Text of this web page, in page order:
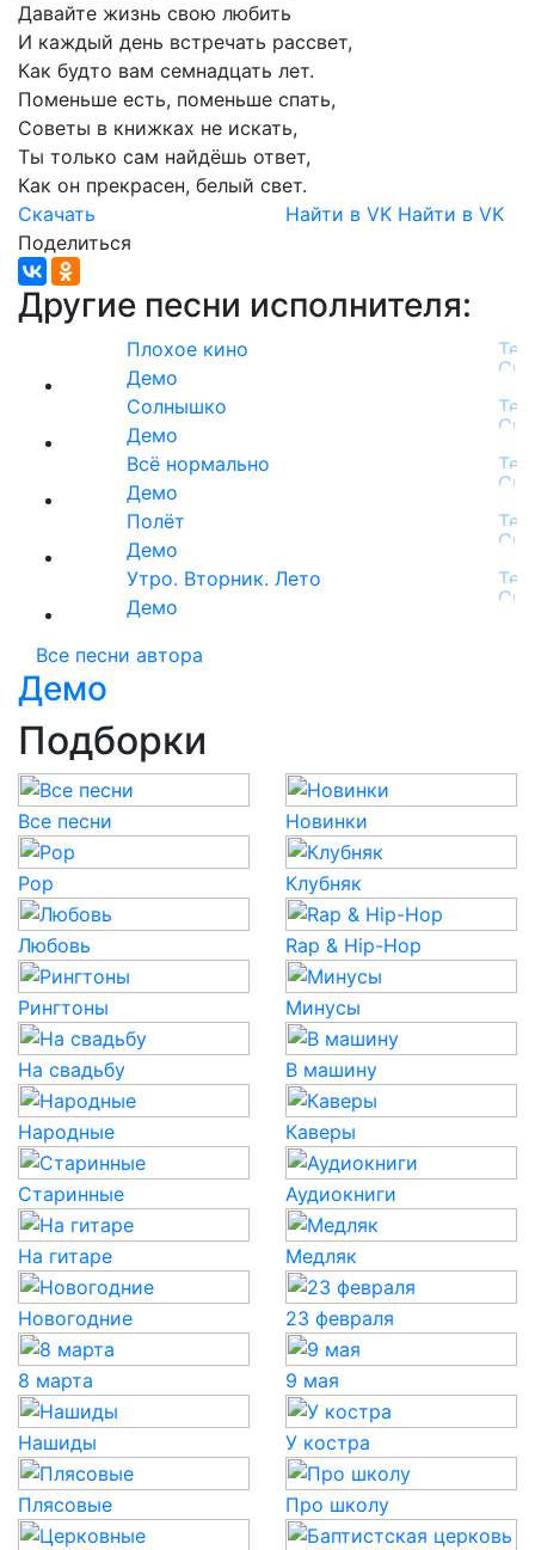
Давайте жизнь свою любить
И каждый день встречать рассвет,
Как будто вам семнадцать лет.
Поменьше есть, поменьше спать,
Советы в книжках не искать,
Ты только сам найдёшь ответ,
Как он прекрасен, белый свет.
Скачать
Найти в VK Найти в VK
Поделиться
Другие песни исполнителя:
Плохое кино
Демо
Солнышко
Демо
Всё нормально
Демо
Полёт
Демо
Утро. Вторник. Лето
Демо
Все песни автора
Демо
Подборки
Все песни Новинки
Pop Клубняк
Любовь Rap & Hip-Hop
Рингтоны Минусы
На свадьбу В машину
Народные Каверы
Старинные Аудиокниги
На гитаре Медляк
Новогодние 23 февраля
8 марта 9 мая
Нашиды У костра
Плясовые Про школу